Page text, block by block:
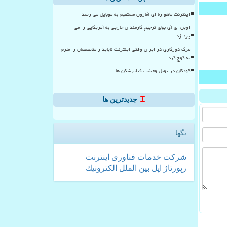
اینترنت ماهواره ای آمازون مستقیم به موبایل می رسد
اوپن ای آی بهای ترجیح کارمندان خارجی به آمریکایی را می
پردازد
مرگ دورکاری در ایران وقتی اینترنت ناپایدار متخصصان را ملزم
به کوچ کرد
کودکان در تونل وحشت فیلترشکن ها
جدیدترین ها
تگها
شركت خدمات فناوری اینترنت
رپورتاژ
اپل بین الملل الكترونیك